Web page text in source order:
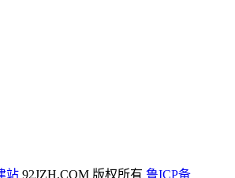
站 92JZH.COM 版权所有 鲁ICP备